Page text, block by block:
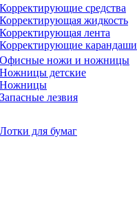
Корректирующие средства
Корректирующая жидкость
Корректирующая лента
Корректирующие карандаши
Офисные ножи и ножницы
Ножницы детские
Ножницы
Запасные лезвия
Лотки для бумаг